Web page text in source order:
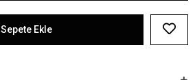
Sepete Ekle